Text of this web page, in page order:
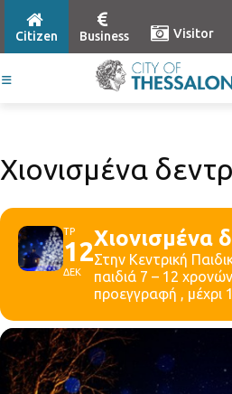
Citizen Business Visitor
Χιονισμένα
ΤΡ
12
ΔΕΚ
Χιονισμένα
Στην Κεντρική
παιδιά 7 – 12
προεγγραφή , μέχρι